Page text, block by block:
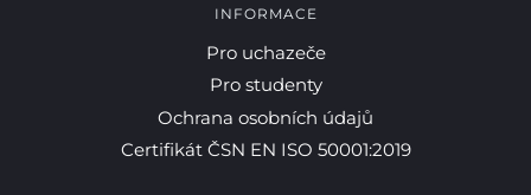
INFORMACE
Pro uchazeče
Pro studenty
Ochrana osobních údajů
Certifikát ČSN EN ISO 50001:2019